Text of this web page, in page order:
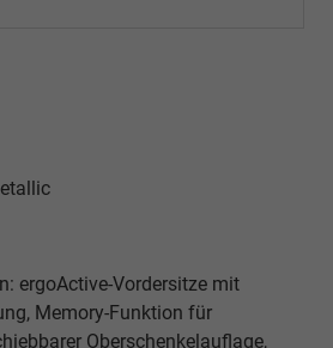
ergoActive-Vordersitze mit
Memory-Funktion für
Oberschenkelauflage,